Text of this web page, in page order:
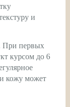
и
При первых
курсом до 6
кожу может